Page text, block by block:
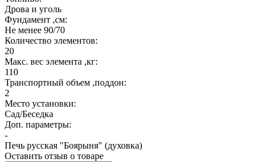
Дрова и уголь
Фундамент ,см:
Не менее 90/70
Количество элементов:
20
Макс. вес элемента ,кг:
110
Транспортный объем ,поддон:
2
Место установки:
Сад/Беседка
Доп. параметры:
-
Печь русская "Боярыня" (духовка)
Оставить отзыв о товаре